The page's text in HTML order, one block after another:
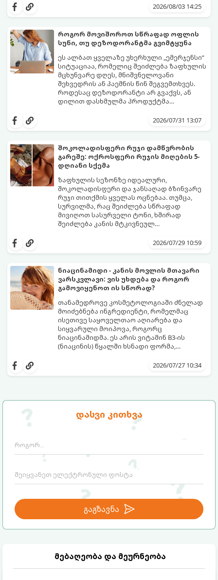
დასვი კითხვა
გაგზავნა
მებაღეობა და მეურნეობა
გამონაყარი, კანის გაღიზიანება და
კანის ჯანმრთელობისთვის - ტრადიციული
2026/08/03 14:25
როგორ მოვიშოროთ სწრაფად ოფლის
სუნი, თუ დეზოდორანტმა გვიმტყუნა
ეს ალბათ ყველაზე უხერხული „ემერჯენსი“
სიტუაციაა, რომელიც შეიძლება ზაფხულის
მცხუნვარე დღეს, მნიშვნელოვანი
შეხვედრის ან პაემნის წინ შეგვემთხვეს.
როდესაც დეზოდორანტი არ გვაქვს, ან
დილით დასხმულმა პროდუქტმა
იღლიებში უსიამოვნო სუნი გაჩნდა,
სუნი არ აქვს. სუნს აჩენენ ბაქტერიები,
შესაბამისად, ჩვენი მიზანია ამ
ბაქტერიების განადგურება და კანის
გამოშრობა.
აი, 5 ყველაზე ეფექტური,
აპრობირებული და ნაცადი ხერხი,
რომლებიც ნებისმიერ ოფისში, კაფესა
თუ საზოგადოებრივ ტუალეტში, სულ
რაღაც 2 წუთში გადაგარჩენთ:
2026/07/31 13:07
შოკოლადისფერი რუჯი დამწვრობის
გარეშე: ოქროსფერი რუჯის მიღების 5-
დღიანი სქემა
ზაფხულის სეზონზე იდეალური,
შოკოლადისფერი და ჯანსაღად ბზინვარე
რუჯი თითქმის ყველას ოცნებაა. თუმცა,
სურვილმა, რაც შეიძლება სწრაფად
მივიღოთ სასურველი ტონი, ხშირად
შეიძლება კანის მტკივნეულ
გამოიმუშაოს მელანინი - პიგმენტი,
5-დღიანი სქემა დაგეხმარებათ, მიიღოთ
ღრმა, თანაბარი და ხანგრძლივი რუჯი
კანის ჯანმრთელობის დაზიანების გარეშე.
2026/07/29 10:59
ნიაცინამიდი - კანის მოვლის მთავარი
ვარსკვლავი: ვის უხდება და როგორ
გამოვიყენოთ ის სწორად?
თანამედროვე კოსმეტოლოგიაში ძნელად
მოიძებნება ინგრედიენტი, რომელმაც
ისეთივე საყოველთაო აღიარება და
სიყვარული მოიპოვა, როგორც
ნიაცინამიდმა. ეს არის ვიტამინ B3-ის
(ნიაცინის) წყალში ხსნადი ფორმა,
კანისთვის ნამდვილი „მაშველი რგოლია“.
თავის მოვლის რუტინის შეუცვლელი
2026/07/27 10:34